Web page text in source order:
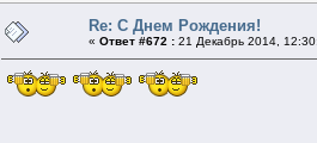
Re: С Днем Рождения!
« Ответ #672 : 21 Декабрь 2014,